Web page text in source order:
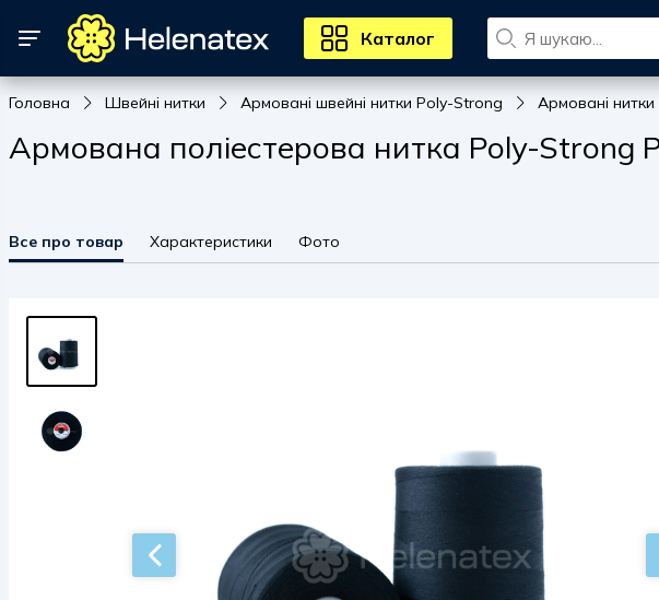
Каталог
Головна Швейні нитки Армовані швейні нитки Poly-Strong Армовані
Армована поліестерова нитка Poly-Strong
Все про товар Характеристики Фото